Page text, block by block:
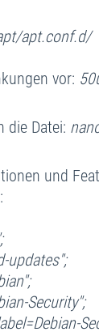
apt.conf.d/
vor:
die Datei:
und
updates";
Security";